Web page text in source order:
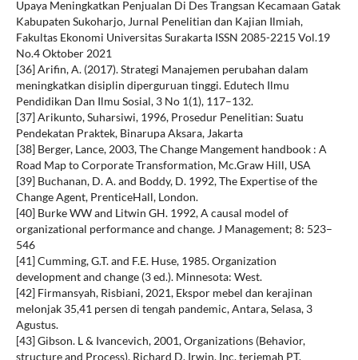
Upaya Meningkatkan Penjualan Di Des Trangsan Kecamaan Gatak
Kabupaten Sukoharjo, Jurnal Penelitian dan Kajian Ilmiah,
Fakultas Ekonomi Universitas Surakarta ISSN 2085-2215 Vol.19
No.4 Oktober 2021
[36] Arifin, A. (2017). Strategi Manajemen perubahan dalam
meningkatkan disiplin diperguruan tinggi. Edutech Ilmu
Pendidikan Dan Ilmu Sosial, 3 No 1(1), 117–132.
[37] Arikunto, Suharsiwi, 1996, Prosedur Penelitian: Suatu
Pendekatan Praktek, Binarupa Aksara, Jakarta
[38] Berger, Lance, 2003, The Change Mangement handbook : A
Road Map to Corporate Transformation, Mc.Graw Hill, USA
[39] Buchanan, D. A. and Boddy, D. 1992, The Expertise of the
Change Agent, PrenticeHall, London.
[40] Burke WW and Litwin GH. 1992, A causal model of
organizational performance and change. J Management; 8: 523–
546
[41] Cumming, G.T. and F.E. Huse, 1985. Organization
development and change (3 ed.). Minnesota: West.
[42] Firmansyah, Risbiani, 2021, Ekspor mebel dan kerajinan
melonjak 35,41 persen di tengah pandemic, Antara, Selasa, 3
Agustus.
[43] Gibson. L & Ivancevich, 2001, Organizations (Behavior,
structure and Process), Richard D. Irwin, Inc. terjemah PT.